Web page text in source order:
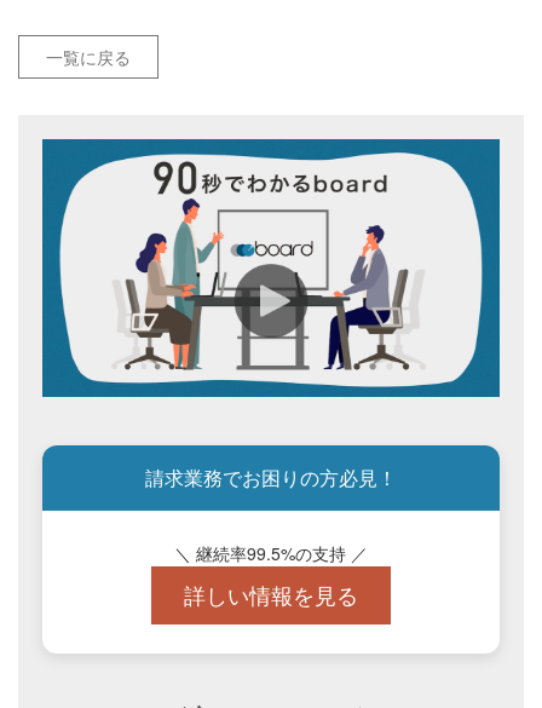
一覧に戻る
請求業務でお困りの方必見！
＼ 継続率99.5%の支持 ／
詳しい情報を見る